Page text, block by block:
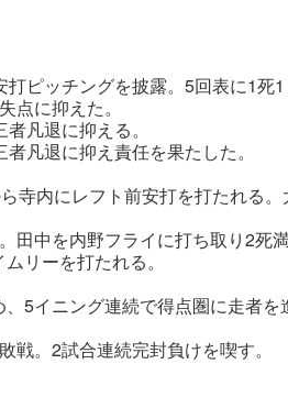
打ピッチングを披露。5回表に1
点に抑えた。
凡退に抑える。
凡退に抑え責任を果たした。
寺内にレフト前安打を打たれる
田中を内野フライに打ち取り2死
リーを打たれる。
5イニング連続で得点圏に走者
戦。2試合連続完封負けを喫す。